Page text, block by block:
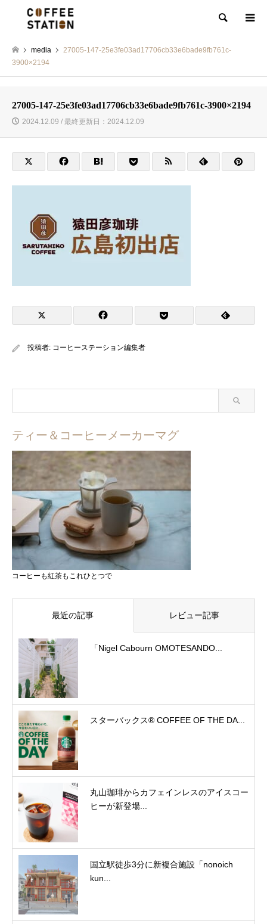
検索
media
27005-147-25e3fe03ad17706cb33e6bade9fb761c-
3900×2194
27005-147-25e3fe03ad17706cb33e6bade9fb761c-3900×2194
2024.12.09 / 最終更新日：2024.12.09
投稿者: コーヒーステーション編集者
ティー＆コーヒーメーカーマグ
コーヒーも紅茶もこれひとつで
最近の記事 レビュー記事
「Nigel Cabourn OMOTESANDO...
スターバックス® COFFEE OF THE DA...
丸山珈琲からカフェインレスのアイスコー
ヒーが新登場...
国立駅徒歩3分に新複合施設「nonoich
kun...